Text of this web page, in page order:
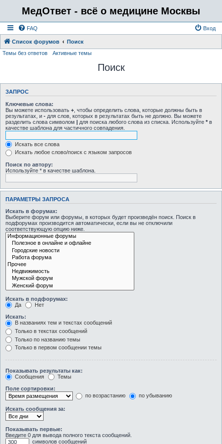
МедОтвет - всё о медицине Москвы
FAQ Вход
Список форумов
Поиск
Темы без ответов
Активные темы
Поиск
ЗАПРОС
Ключевые слова:
Вы можете использовать + , чтобы определить слова, которые должны быть в
результатах, и - для слов, которых в результатах быть не должно. Вы можете
разделить слова символом | для поиска любого слова из списка. Используйте * в
качестве шаблона для частичного совпадения.
Искать все слова
Искать любое слово/поиск с языком запросов
Поиск по автору:
Используйте * в качестве шаблона.
ПАРАМЕТРЫ ЗАПРОСА
Искать в форумах:
Выберите форум или форумы, в которых будет произведён поиск. Поиск в
подфорумах производится автоматически, если вы не отключили
соответствующую опцию ниже.
Искать в подфорумах:
Да
Нет
Искать:
В названиях тем и текстах сообщений
Только в текстах сообщений
Только по названию темы
Только в первом сообщении темы
Показывать результаты как:
Сообщения
Темы
Поле сортировки:
по возрастанию
по убыванию
Искать сообщения за:
Показывать первые:
Введите 0 для вывода полного текста сообщений.
символов сообщений